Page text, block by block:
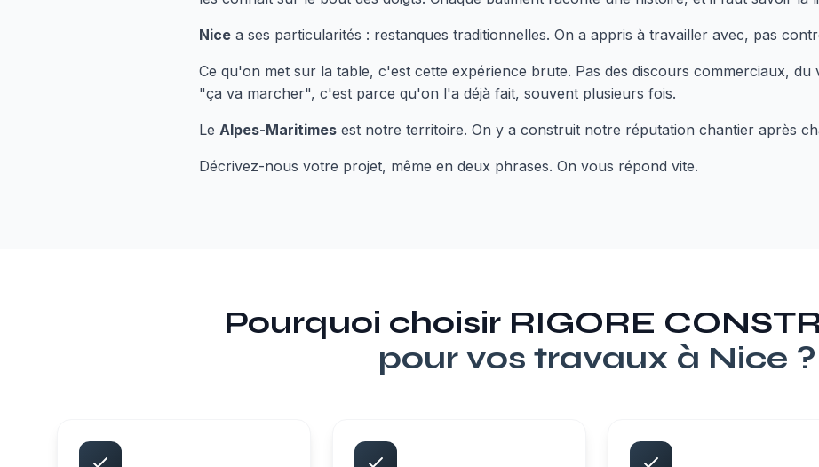
Nice a ses particularités : restanques traditionnelles. On a appris à travailler avec, pas
Ce qu'on met sur la table, c'est cette expérience brute. Pas des discours commerciaux, du
"ça va marcher", c'est parce qu'on l'a déjà fait, souvent plusieurs fois.
Le Alpes-Maritimes est notre territoire. On y a construit notre réputation chantier après
Décrivez-nous votre projet, même en deux phrases. On vous répond vite.
Pourquoi choisir RIGORE
pour vos travaux à Nice ?